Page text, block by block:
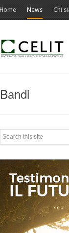
Home News Chi
Bandi